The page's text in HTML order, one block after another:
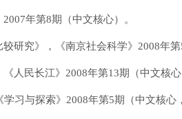
年第8期（中文核心）。
研究》，《南京社会科学》2008年第
人民长江》2008年第13期（中文核心
习与探索》2008年第5期（中文核心，